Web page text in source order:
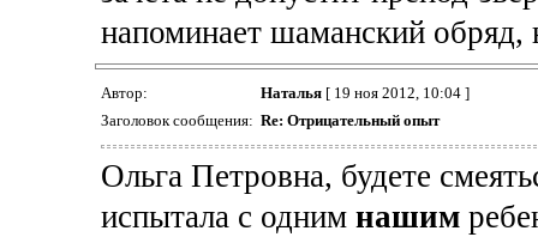
напоминает шаманский обряд,
Автор: Наталья[ 19 ноя 2012, 10:04 ]
Заголовок сообщения: Re: Отрицательный опыт
Ольга Петровна, будете
испытала с одним нашим